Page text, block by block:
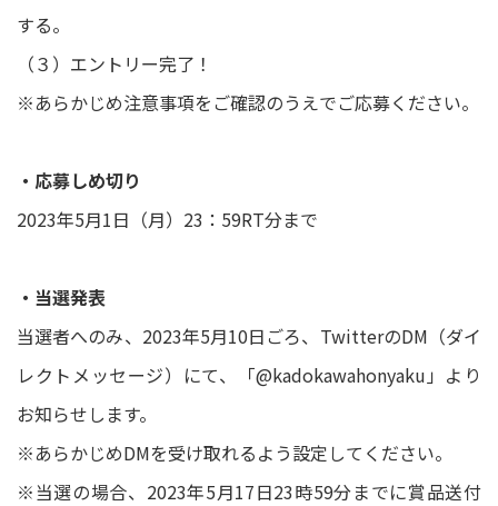
する。
（３）エントリー完了！
※あらかじめ注意事項をご確認のうえでご応募ください。
・応募しめ切り
2023年5月1日（月）23：59RT分まで
・当選発表
当選者へのみ、2023年5月10日ごろ、TwitterのDM（ダイ
レクトメッセージ）にて、「@kadokawahonyaku」より
お知らせします。
※あらかじめDMを受け取れるよう設定してください。
※当選の場合、2023年5月17日23時59分までに賞品送付